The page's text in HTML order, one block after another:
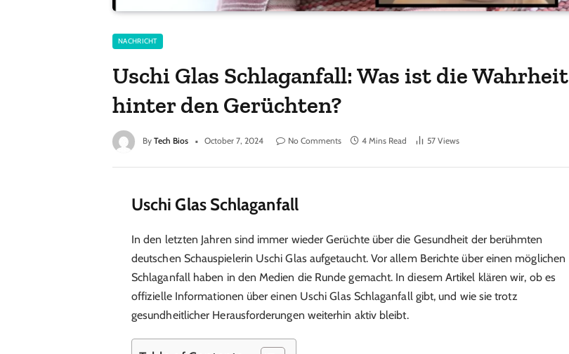
NACHRICHT
Uschi Glas Schlaganfall: Was ist die Wahrheit
hinter den Gerüchten?
By Tech Bios October 7, 2024 No Comments 4 Mins Read 57 Views
Uschi Glas Schlaganfall
In den letzten Jahren sind immer wieder Gerüchte über die Gesundheit der berühmten
deutschen Schauspielerin Uschi Glas aufgetaucht. Vor allem Berichte über einen möglichen
Schlaganfall haben in den Medien die Runde gemacht. In diesem Artikel klären wir, ob es
offizielle Informationen über einen Uschi Glas Schlaganfall gibt, und wie sie trotz
gesundheitlicher Herausforderungen weiterhin aktiv bleibt.